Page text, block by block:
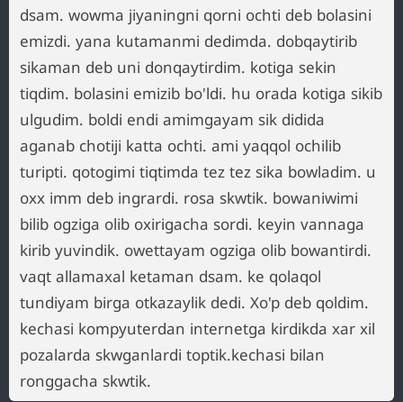
dsam. wowma jiyaningni qorni ochti deb bolasini
emizdi. yana kutamanmi dedimda. dobqaytirib
sikaman deb uni donqaytirdim. kotiga sekin
tiqdim. bolasini emizib bo'ldi. hu orada kotiga sikib
ulgudim. boldi endi amimgayam sik didida
aganab chotiji katta ochti. ami yaqqol ochilib
turipti. qotogimi tiqtimda tez tez sika bowladim. u
oxx imm deb ingrardi. rosa skwtik. bowaniwimi
bilib ogziga olib oxirigacha sordi. keyin vannaga
kirib yuvindik. owettayam ogziga olib bowantirdi.
vaqt allamaxal ketaman dsam. ke qolaqol
tundiyam birga otkazaylik dedi. Xo'p deb qoldim.
kechasi kompyuterdan internetga kirdikda xar xil
pozalarda skwganlardi toptik.kechasi bilan
ronggacha skwtik.